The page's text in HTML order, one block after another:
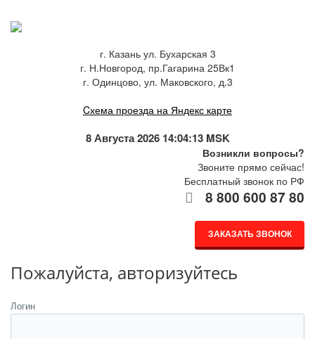
г. Казань ул. Бухарская 3
г. Н.Новгород, пр.Гагарина 25Вк1
г. Одинцово, ул. Маковского, д.3
Cхема проезда на Яндекс карте
8 Августа 2026 14:04:13 MSK
Возникли вопросы?
Звоните прямо сейчас!
Бесплатный звонок по РФ
8 800 600 87 80
ЗАКАЗАТЬ ЗВОНОК
Пожалуйста, авторизуйтесь
Логин